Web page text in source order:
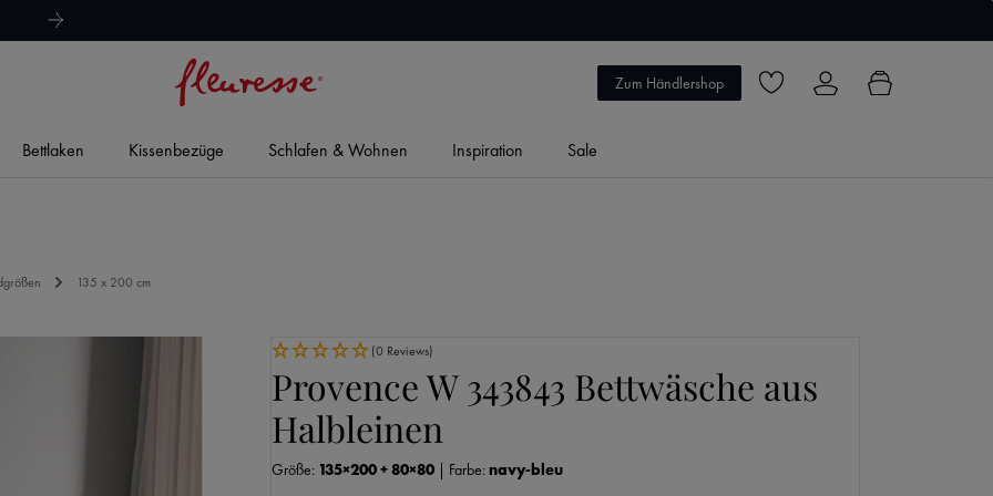
Zum Händlershop Du hast 0 Produkte auf dem
Bettlaken Kissenbezüge Schlafen & Wohnen Inspiration Sale
135 x 200 cm
(0 Reviews)
Provence W 343843 Bettwäsche aus
Halbleinen
Größe: 135×200 + 80×80 | Farbe: navy-bleu